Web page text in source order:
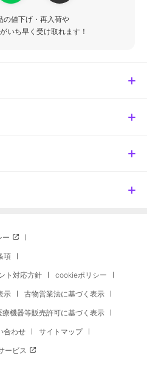
の値下げ・再入荷や
いち早く受け取れます！
ー
項
ト対応方針 cookieポリシー
示 古物営業法に基づく表示
療機器等販売許可に基づく表示
合わせ サイトマップ
ービス